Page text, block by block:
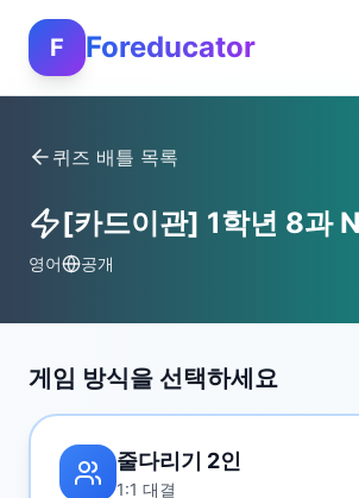
F Foreducator
퀴즈 배틀 목록
[카드이관] 1학년 8과
영어 공개
게임 방식을 선택하세요
줄다리기 2인
1:1 대결